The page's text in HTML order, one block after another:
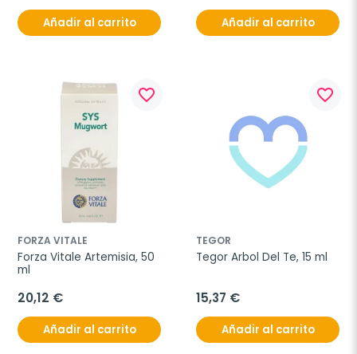
Añadir al carrito Añadir al carrito
favorite_border
FORZA VITALE
Forza Vitale Artemisia, 50
ml
20,12 €
Añadir al carrito
favorite_border
TEGOR
Tegor Arbol Del Te, 15 ml
15,37 €
Añadir al carrito